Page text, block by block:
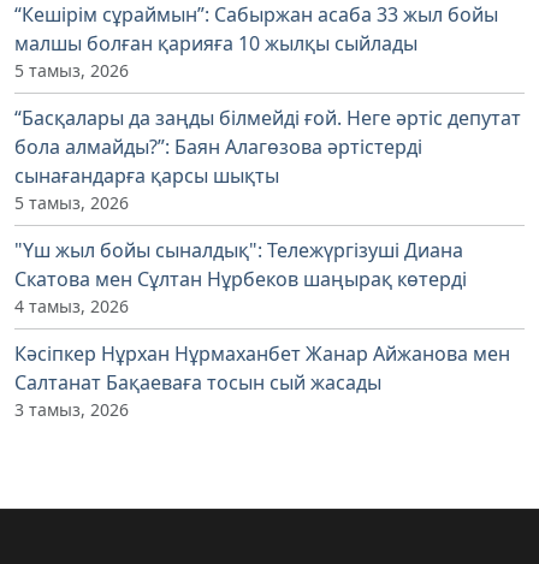
“Кешірім сұраймын”: Сабыржан асаба 33 жыл бойы
малшы болған қарияға 10 жылқы сыйлады
5 тамыз, 2026
“Басқалары да заңды білмейді ғой. Неге әртіс депутат
бола алмайды?”: Баян Алагөзова әртістерді
сынағандарға қарсы шықты
5 тамыз, 2026
"Үш жыл бойы сыналдық": Тележүргізуші Диана
Скатова мен Сұлтан Нұрбеков шаңырақ көтерді
4 тамыз, 2026
Кәсіпкер Нұрхан Нұрмаханбет Жанар Айжанова мен
Салтанат Бақаеваға тосын сый жасады
3 тамыз, 2026